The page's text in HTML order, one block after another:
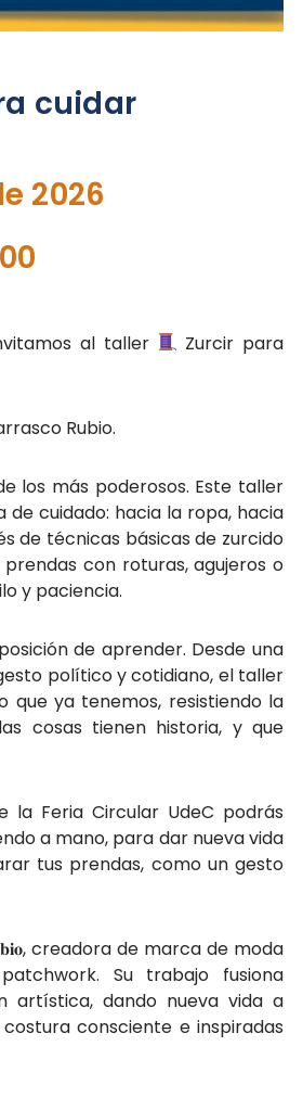
cuidar
2026
al taller
Zurcir para
Rubio.
los más poderosos. Este taller
cuidado: hacia la ropa, hacia
de técnicas básicas de zurcido
con roturas, agujeros o
y paciencia.
de aprender. Desde una
político y cotidiano, el taller
ya tenemos, resistiendo la
cosas tienen historia, y que
la Feria Circular UdeC podrás
a mano, para dar nueva vida
tus prendas, como un gesto
creadora de marca de moda
Su trabajo fusiona
artística, dando nueva vida a
consciente e inspiradas